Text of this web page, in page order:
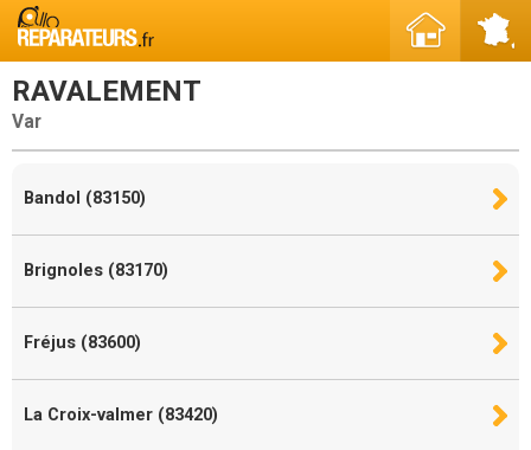
RAVALEMENT
Var
Bandol (83150)
Brignoles (83170)
Fréjus (83600)
La Croix-valmer (83420)